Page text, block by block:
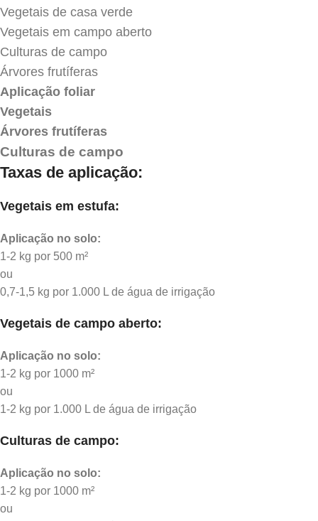
Vegetais de casa verde
Vegetais em campo aberto
Culturas de campo
Árvores frutíferas
Aplicação foliar
Vegetais
Árvores frutíferas
Culturas de campo
Taxas de aplicação:
Vegetais em estufa:
Aplicação no solo:
1-2 kg por 500 m²
ou
0,7-1,5 kg por 1.000 L de água de irrigação
Vegetais de campo aberto:
Aplicação no solo:
1-2 kg por 1000 m²
ou
1-2 kg por 1.000 L de água de irrigação
Culturas de campo:
Aplicação no solo:
1-2 kg por 1000 m²
ou